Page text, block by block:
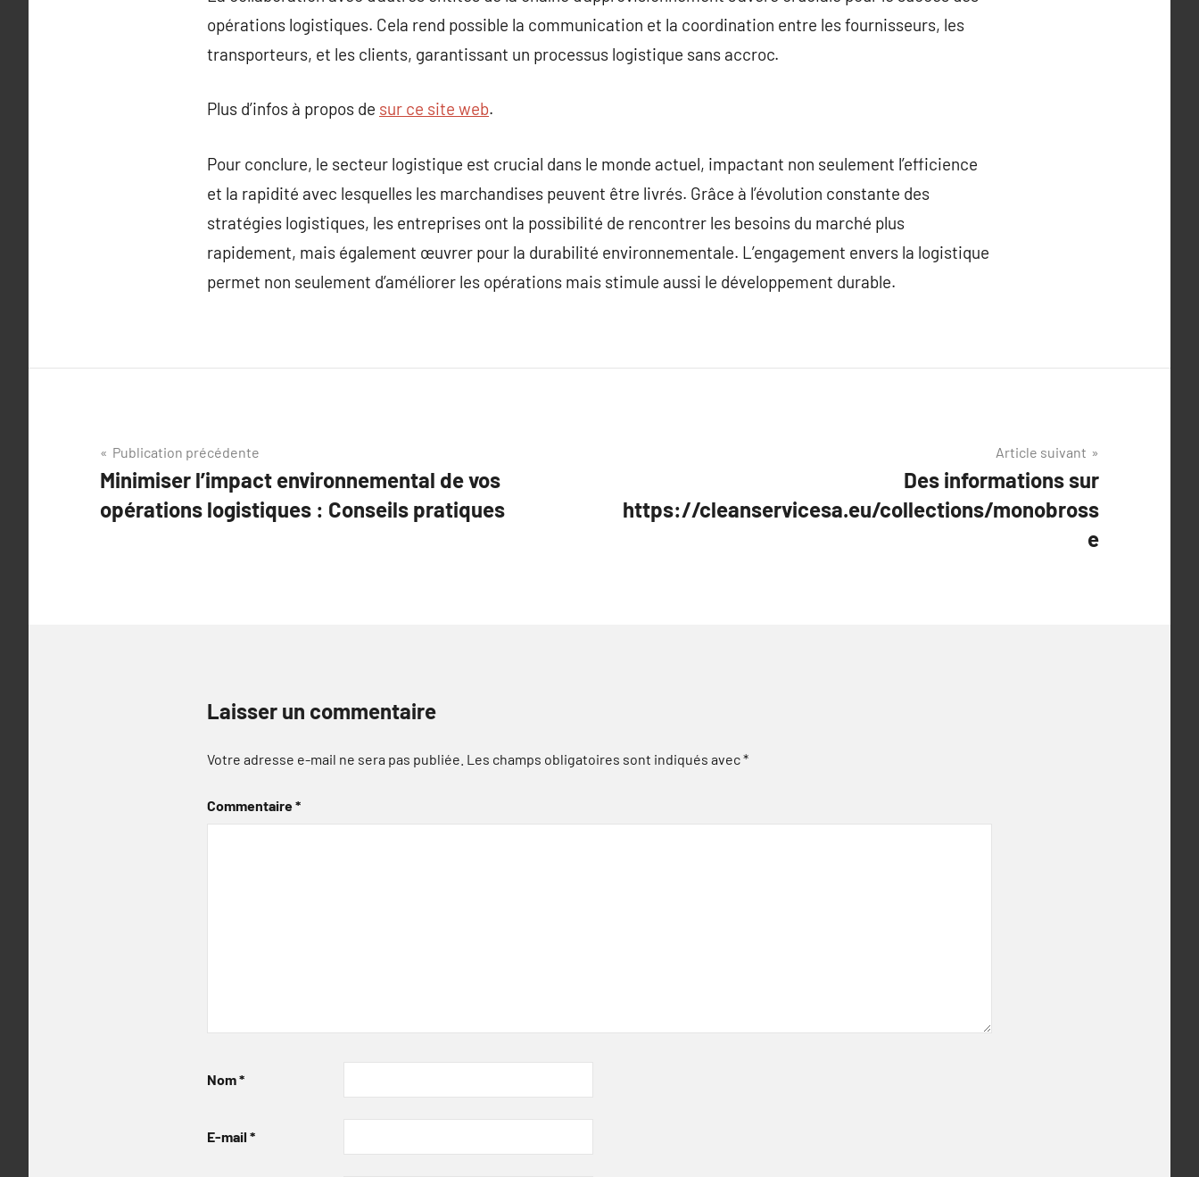
opérations logistiques. Cela rend possible la communication et la coordination entre les fournisseurs, les
transporteurs, et les clients, garantissant un processus logistique sans accroc.
Plus d’infos à propos de sur ce site web.
Pour conclure, le secteur logistique est crucial dans le monde actuel, impactant non seulement l’efficience
et la rapidité avec lesquelles les marchandises peuvent être livrés. Grâce à l’évolution constante des
stratégies logistiques, les entreprises ont la possibilité de rencontrer les besoins du marché plus
rapidement, mais également œuvrer pour la durabilité environnementale. L’engagement envers la logistique
permet non seulement d’améliorer les opérations mais stimule aussi le développement durable.
Navigation
de
l’article
Publication précédente
Minimiser l’impact environnemental de vos
opérations logistiques : Conseils pratiques
Article suivant
Des informations sur
https://cleanservicesa.eu/collections/monobross
e
Laisser un commentaire
Votre adresse e-mail ne sera pas publiée. Les champs obligatoires sont indiqués avec*
Commentaire*
Nom*
E-mail *